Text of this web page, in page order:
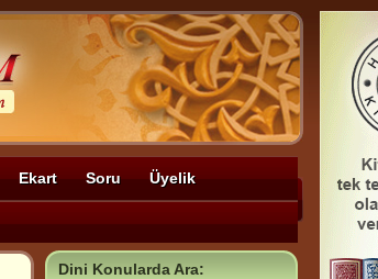
Ekart Soru Üyelik
Dini Konularda Ara: